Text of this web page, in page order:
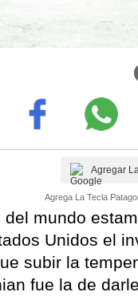
Agregar
Agrega La Tecla
mundo
Unidos el
subir la
fue la de